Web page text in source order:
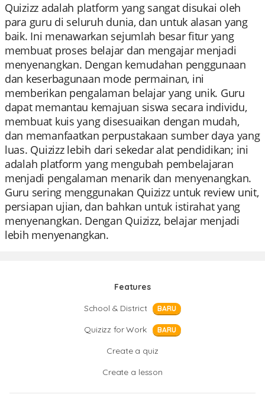
Quizizz adalah platform yang sangat disukai oleh
para guru di seluruh dunia, dan untuk alasan yang
baik. Ini menawarkan sejumlah besar fitur yang
membuat proses belajar dan mengajar menjadi
menyenangkan. Dengan kemudahan penggunaan
dan keserbagunaan mode permainan, ini
memberikan pengalaman belajar yang unik. Guru
dapat memantau kemajuan siswa secara individu,
membuat kuis yang disesuaikan dengan mudah,
dan memanfaatkan perpustakaan sumber daya yang
luas. Quizizz lebih dari sekedar alat pendidikan; ini
adalah platform yang mengubah pembelajaran
menjadi pengalaman menarik dan menyenangkan.
Guru sering menggunakan Quizizz untuk review unit,
persiapan ujian, dan bahkan untuk istirahat yang
menyenangkan. Dengan Quizizz, belajar menjadi
lebih menyenangkan.
Features
School & District
BARU
Quizizz for Work BARU
Create a quiz
Create a lesson